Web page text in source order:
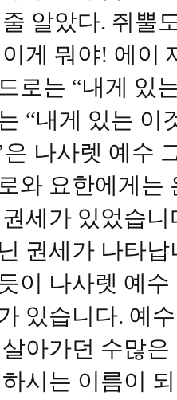
줄 알았다. 쥐뿔
이게 뭐야! 에이
로는 “내게 있
“내게 있는 이
은 나사렛 예수
와 요한에게는
세가 있었습
권세가 나타
이 나사렛 예
있습니다. 예
아가던 수많
시는 이름이